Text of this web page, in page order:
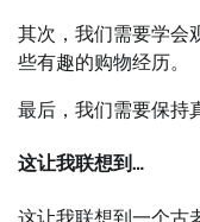
其次，我们需要学会
些有趣的购物经历。
最后，我们需要保持
这让我联想到…
这让我联想到一个古